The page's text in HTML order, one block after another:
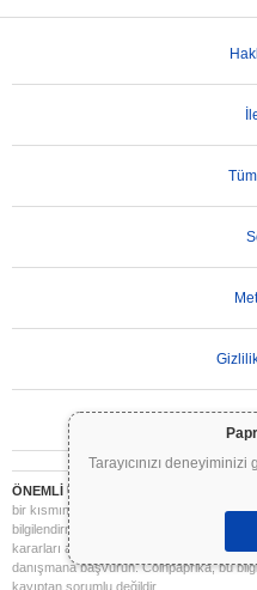
Tarayıcınızı
ÖNEMLİ UYARI:
Kripto paralar son
bir kısmını veya tamamını
bilgilendirme amaçlıdır ve finansal veya
kararları almadan önce daima kendi
danışmana başvurun. Coinpaprika, bu
kayıptan sorumlu değildir.